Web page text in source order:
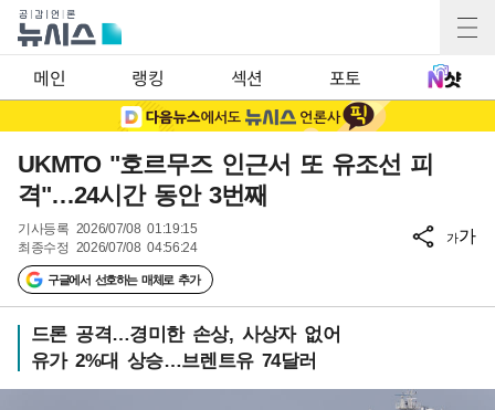
메인 랭킹 섹션 포토
UKMTO "호르무즈 인근서 또 유조선 피
격"…24시간 동안 3번째
기사등록 2026/07/08 01:19:15
최종수정 2026/07/08 04:56:24
구글에서 선호하는 매체로 추가
가가
드론 공격…경미한 손상, 사상자 없어
유가 2%대 상승…브렌트유 74달러